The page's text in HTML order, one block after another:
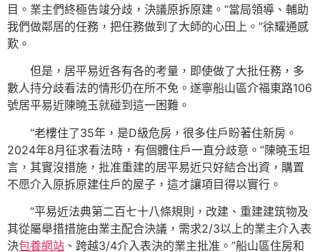
目。業主們終極告竣分歧，決議原拆原建。“當局領導、輔助
我們做鄰居的任務，把任務做到了大師的心田上。”徐耀通感
歎。
但是，居平易近各有各的考量，即使做了大批任務，多
數人持分歧看法的情形仍在所不免。遂寧船山區介福東路106
號居平易近陳曉玉就碰到這一困難。
“老樓住了35年，是D級危房，很多住戶盼著住新房。
2024年8月征求看法時，有個體住戶一直分歧意。”陳曉玉坦
言，其實沒措施，批准重建的居平易近只好結合出資，購置
不愿介入原拆原建住戶的屋子，這才讓項目得以實行。
“平易近法典第二百七十八條規則，改建、重建建筑物及
其從屬舉措措施由業主配合決議，需求2/3以上的業主介入表
決包養網站 、跨越3/4介入表決的業主批准。”船山區住房和